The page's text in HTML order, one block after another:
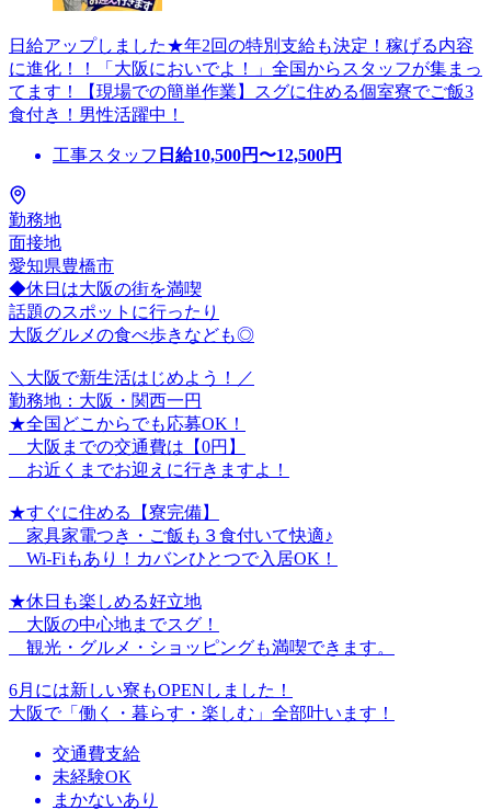
日給アップしました★年2回の特別支給も決定！稼げる内容
に進化！！「大阪においでよ！」全国からスタッフが集まっ
てます！【現場での簡単作業】スグに住める個室寮でご飯3
食付き！男性活躍中！
工事スタッフ 日給10,500円〜12,500円
勤務地
面接地
愛知県豊橋市
◆休日は大阪の街を満喫
話題のスポットに行ったり
大阪グルメの食べ歩きなども◎
＼大阪で新生活はじめよう！／
勤務地：大阪・関西一円
★全国どこからでも応募OK！
大阪までの交通費は【0円】
お近くまでお迎えに行きますよ！
★すぐに住める【寮完備】
家具家電つき・ご飯も３食付いて快適♪
Wi-Fiもあり！カバンひとつで入居OK！
★休日も楽しめる好立地
大阪の中心地までスグ！
観光・グルメ・ショッピングも満喫できます。
6月には新しい寮もOPENしました！
大阪で「働く・暮らす・楽しむ」全部叶います！
交通費支給
未経験OK
まかないあり